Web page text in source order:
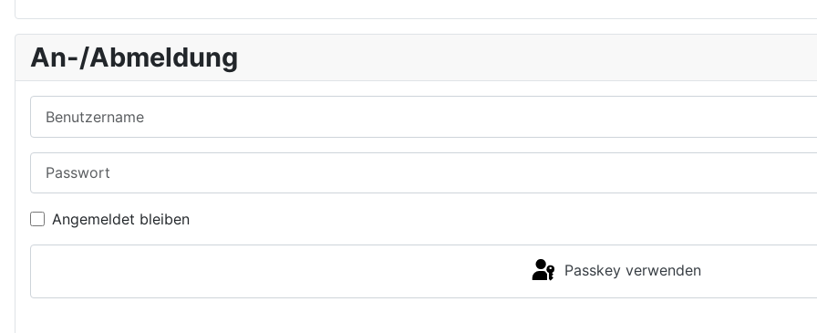
An-/Abmeldung
Angemeldet bleiben
Passkey verwenden